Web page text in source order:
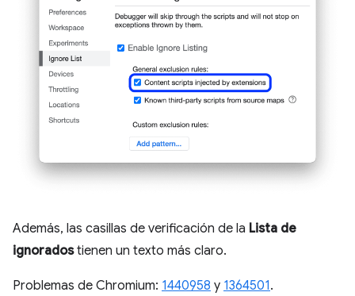
Además, las casillas de verificación de la Lista de
ignoradostienen un texto más claro.
Problemas de Chromium: 1440958 y 1364501.